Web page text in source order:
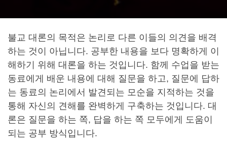
불교 대론의 목적은 논리로 다른 이들의 의견을 배격
하는 것이 아닙니다. 공부한 내용을 보다 명확하게 이
해하기 위해 대론을 하는 것입니다. 함께 수업을 받는
동료에게 배운 내용에 대해 질문을 하고, 질문에 답하
는 동료의 논리에서 발견되는 모순을 지적하는 것을
통해 자신의 견해를 완벽하게 구축하는 것입니다. 대
론은 질문을 하는 쪽, 답을 하는 쪽 모두에게 도움이
되는 공부 방식입니다.